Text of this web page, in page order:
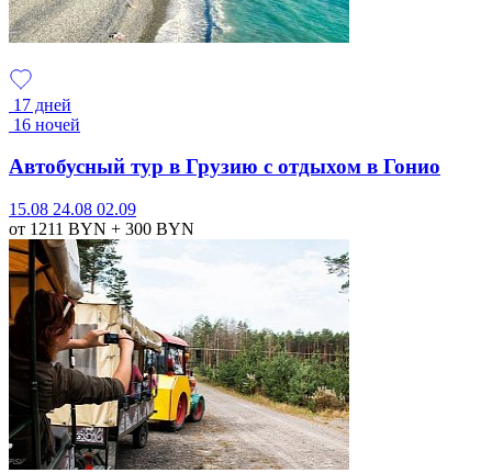
17 дней
16 ночей
Автобусный тур в Грузию с отдыхом в Гонио
15.08 24.08 02.09
от 1211 BYN + 300 BYN